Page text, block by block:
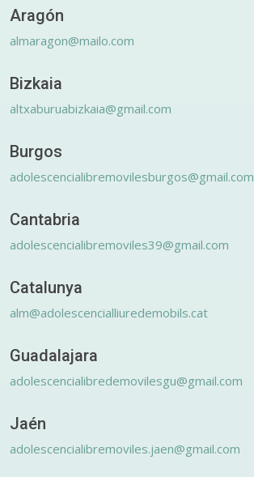
Aragón
almaragon@mailo.com
Bizkaia
altxaburuabizkaia@gmail.com
Burgos
adolescencialibremovilesburgos@gmail.com
Cantabria
adolescencialibremoviles39@gmail.com
Catalunya
alm@adolescencialliuredemobils.cat
Guadalajara
adolescencialibredemovilesgu@gmail.com
Jaén
adolescencialibremoviles.jaen@gmail.com